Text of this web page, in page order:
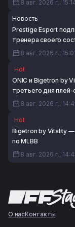
8 авг. 2026 г.,
Новость
Prestige Esport
тренера своего
8 авг. 2026 г.,
Hot
ONIC и Bigetron by
третьего дня
8 авг. 2026 г.,
Hot
Bigetron by Vitality
по MLBB
8 авг. 2026 г.,
О насКонтакты